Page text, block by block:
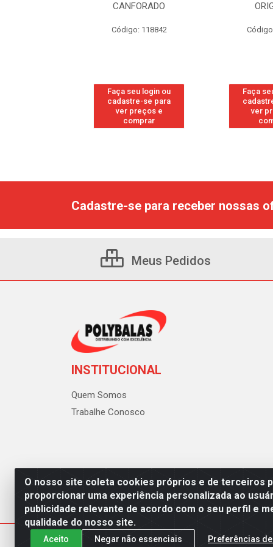
CANFORADO
Código: 118842
Faça seu login ou
cadastre-se para
ver preços e
comprar
Faça
ver
O nosso site coleta cookies próprios e de terceiros
proporcionar uma experiência personalizada ao
publicidade relevante de acordo com o seu perfil e
qualidade do nosso site.
Aceito Negar não essenciais Preferências
Cadastre-se para receber nossas
Meus Pedidos
INSTITUCIONAL
Quem Somos
Trabalhe Conosco
Polybalas - Rua João Miguel